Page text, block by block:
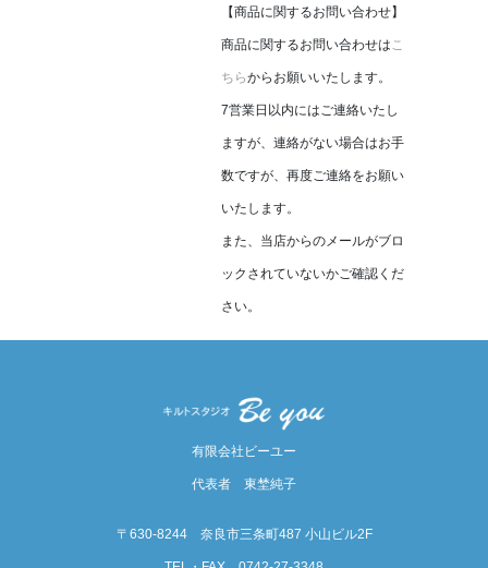
【商品に関するお問い合わせ】
商品に関するお問い合わせはこ
ちらからお願いいたします。
7営業日以内にはご連絡いたし
ますが、連絡がない場合はお手
数ですが、再度ご連絡をお願い
いたします。
また、当店からのメールがブロ
ックされていないかご確認くだ
さい。
有限会社ビーユー
代表者 東埜純子
〒630-8244 奈良市三条町487 小山ビル2F